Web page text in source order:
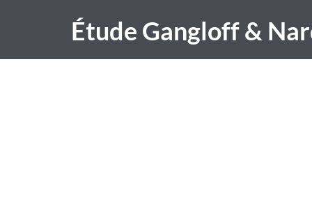
Étude Gangloff &